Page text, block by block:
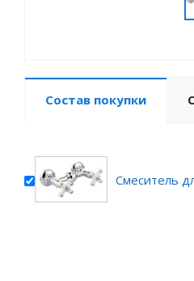
Состав покупки
Смеситель